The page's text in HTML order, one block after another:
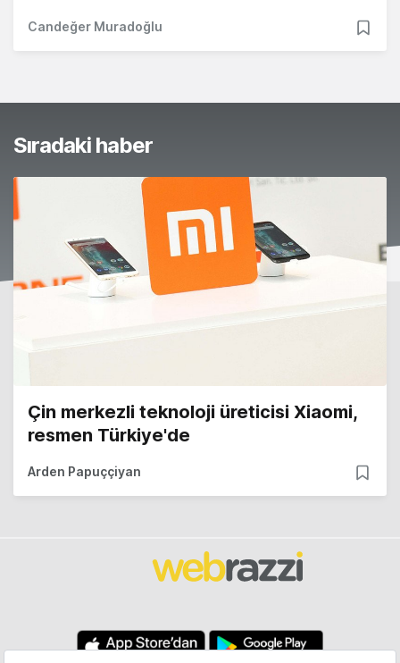
Candeğer Muradoğlu
Sıradaki haber
Çin merkezli teknoloji üreticisi Xiaomi,
resmen Türkiye'de
Arden Papuççiyan